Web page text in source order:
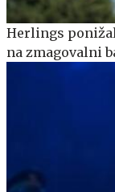
Herlings
na zmagovalni